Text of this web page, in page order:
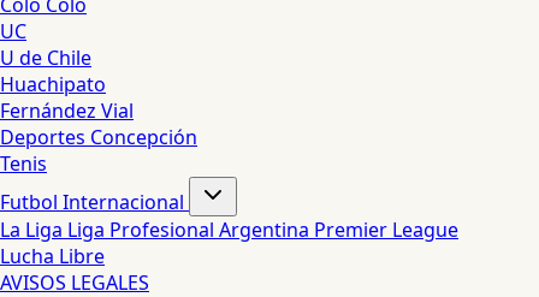
UC
U de Chile
Huachipato
Fernández Vial
Deportes Concepción
Tenis
Futbol Internacional
La Liga Liga Profesional Argentina Premier League
Lucha Libre
AVISOS LEGALES